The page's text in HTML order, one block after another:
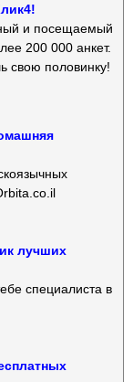
и посещаемый
200 000 анкет.
свою половинку!
лучших
специалиста в